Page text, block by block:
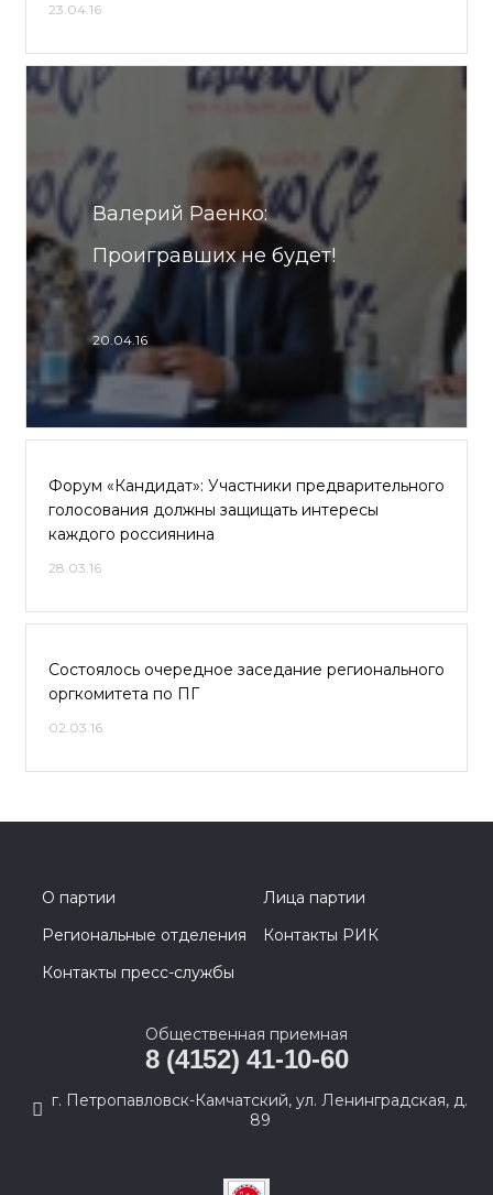
23.04.16
Валерий Раенко:
Проигравших не будет!
20.04.16
Форум «Кандидат»: Участники предварительного
голосования должны защищать интересы
каждого россиянина
28.03.16
Состоялось очередное заседание регионального
оргкомитета по ПГ
02.03.16
О партии
Лица партии
Региональные отделения
Контакты РИК
Контакты пресс-службы
Общественная приемная
8 (4152) 41-10-60
г. Петропавловск-Камчатский, ул. Ленинградская, д.
89